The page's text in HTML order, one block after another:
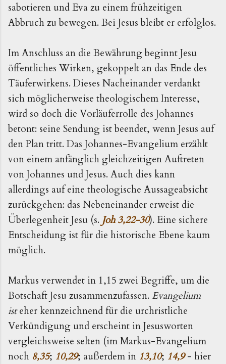
sabotieren und Eva zu einem frühzeitigen
Abbruch zu bewegen. Bei Jesus bleibt er erfolglos.
Im Anschluss an die Bewährung beginnt Jesu
öffentliches Wirken, gekoppelt an das Ende des
Täuferwirkens. Dieses Nacheinander verdankt
sich möglicherweise theologischem Interesse,
wird so doch die Vorläuferrolle des Johannes
betont: seine Sendung ist beendet, wenn Jesus auf
den Plan tritt. Das Johannes-Evangelium erzählt
von einem anfänglich gleichzeitigen Auftreten
von Johannes und Jesus. Auch dies kann
allerdings auf eine theologische Aussageabsicht
zurückgehen: das Nebeneinander erweist die
Überlegenheit Jesu (s. Joh 3,22-30). Eine sichere
Entscheidung ist für die historische Ebene kaum
möglich.
Markus verwendet in 1,15 zwei Begriffe, um die
Botschaft Jesu zusammenzufassen. Evangelium
isteher kennzeichnend für die urchristliche
Verkündigung und erscheint in Jesusworten
vergleichsweise selten (im Markus-Evangelium
noch 8,35; 10,29; außerdem in 13,10; 14,9- hier